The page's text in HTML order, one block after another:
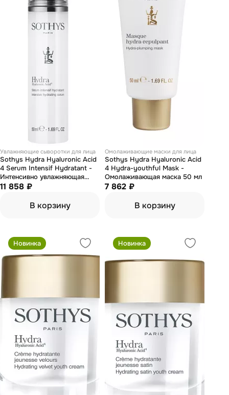
Увлажняющие сыворотки для лица
Sothys Hydra Hyaluronic Acid
4 Serum Intensif Hydratant -
Интенсивно увлажняющая
сыворотка 50 мл
11 858 ₽
В корзину
Омолаживающие маски для лица
Sothys Hydra Hyaluronic Acid
4 Hydra-youthful Mask -
Омолаживающая маска 50 мл
7 862 ₽
В корзину
Новинка Новинка